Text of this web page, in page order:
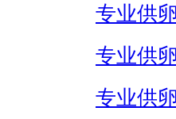
专业供
专业供
专业供